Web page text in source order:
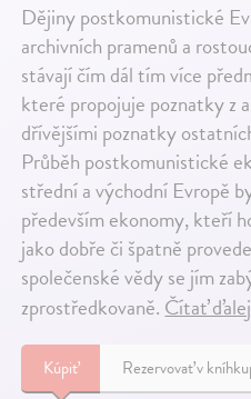
Dějiny postkomunistické
archivních pramenů a
stávají čím dál tím více
které propojuje poznatky z
dřívějšími poznatky
Průběh postkomunistické
střední a východní Evropě
především ekonomy, kteří
jako dobře či špatně
společenské vědy se jím
zprostředkovaně.Čítať
Kúpiť Rezervovať v